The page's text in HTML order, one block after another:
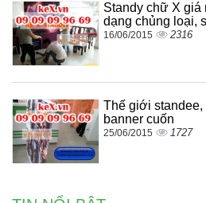
Standy chữ X giá
dạng chủng loại,
16/06/2015 2316
Thế giới standee,
banner cuốn
25/06/2015 1727